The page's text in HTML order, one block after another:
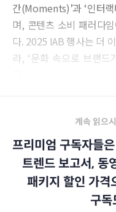
간(Moments)’과 ‘인터
며, 콘텐츠 소비 패러다
다. 2025 IAB 행사는 더
라, ‘문화 속으로 브랜드
계속 읽으
프리미엄 구독자들
트렌드 보고서, 동
패키지 할인 가격
구독